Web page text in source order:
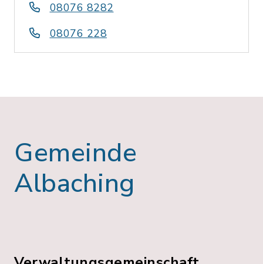
08076 8282
08076 228
Gemeinde
Albaching